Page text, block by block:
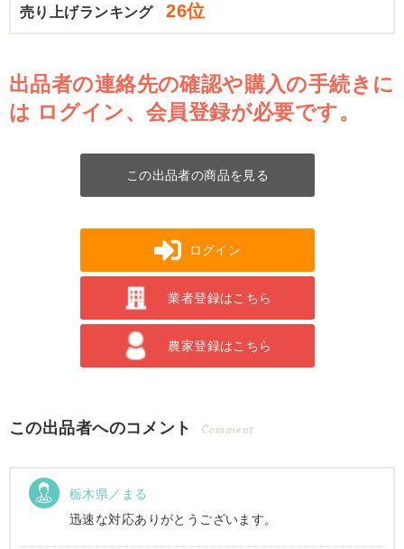
売り上げランキング 26位
出品者の連絡先の確認や購入の手続きに
は ログイン、会員登録が必要です。
この出品者の商品を見る
ログイン
業者登録はこちら
農家登録はこちら
この出品者へのコメント Comment
栃木県／まる
迅速な対応ありがとうございます。